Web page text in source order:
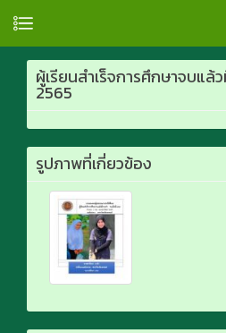
ผู้เรียนสำเร็จการศึกษาจบแล้
2565
รูปภาพที่เกี่ยวข้อง